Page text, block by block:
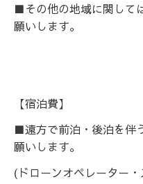
■その他の地域に関して
願いします。
【宿泊費】
■遠方で前泊・後泊を伴
願いします。
(ドローンオペレーター